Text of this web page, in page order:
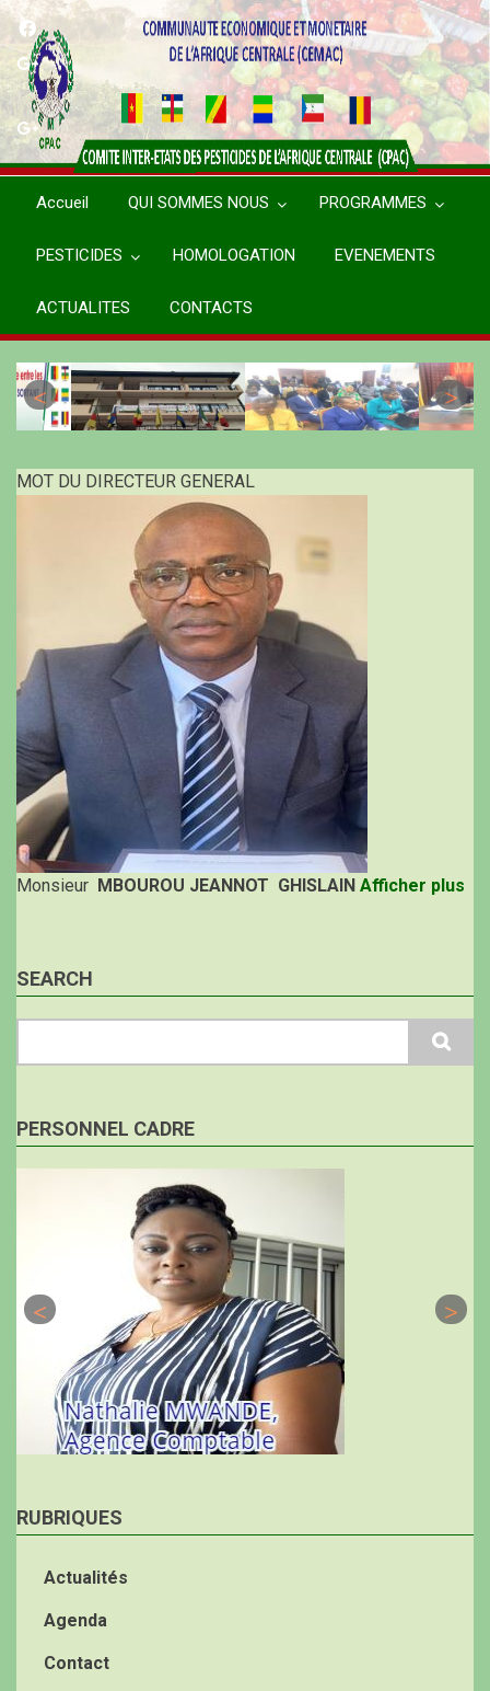
Aller
contenu
principal
Accueil QUI SOMMES NOUS PROGRAMMES
PESTICIDES HOMOLOGATION EVENEMENTS
ACTUALITES CONTACTS
MOT DU DIRECTEUR GENERAL
Monsieur MBOUROU JEANNOT GHISLAIN Afficher plus
SEARCH
PERSONNEL CADRE
RUBRIQUES
Actualités
Agenda
Contact